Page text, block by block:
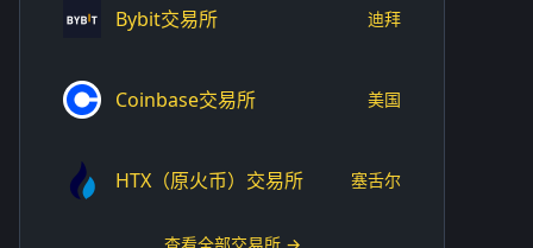
Bybit交易所 迪拜
Coinbase交易所 美国
HTX（原火币）交易所 塞舌尔